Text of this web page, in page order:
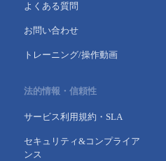
よくある質問
お問い合わせ
トレーニング/操作動画
法的情報・信頼性
サービス利用規約・SLA
セキュリティ&コンプライア
ンス